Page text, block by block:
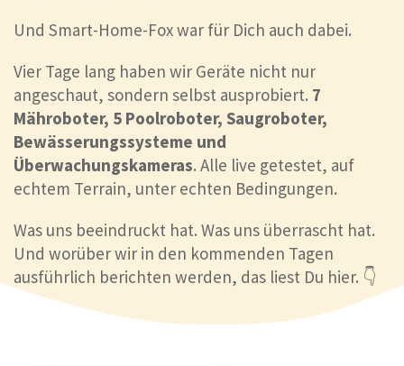
Und Smart-Home-Fox war für Dich auch dabei.
Vier Tage lang haben wir Geräte nicht nur
angeschaut, sondern selbst ausprobiert. 7
Mähroboter, 5 Poolroboter, Saugroboter,
Bewässerungssysteme und
Überwachungskameras. Alle live getestet, auf
echtem Terrain, unter echten Bedingungen.
Was uns beeindruckt hat. Was uns überrascht hat.
Und worüber wir in den kommenden Tagen
ausführlich berichten werden, das liest Du hier. 👇